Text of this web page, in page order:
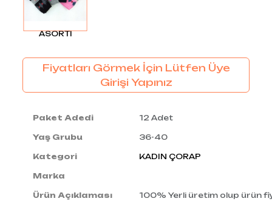
ASORTI
Fiyatları Görmek İçin Lütfen Üye
Girişi Yapınız
Paket Adedi 12 Adet
Yaş Grubu 36-40
Kategori KADIN ÇORAP
Marka
Ürün Açıklaması 100% Yerli üretim olup ürün